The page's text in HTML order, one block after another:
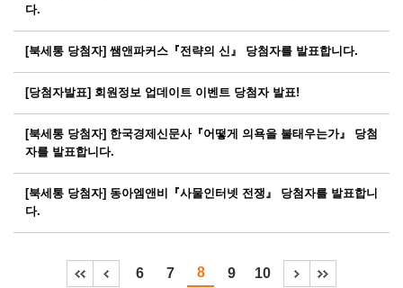
다.
[북세통 당첨자] 쌤앤파커스『전략의 신』 당첨자를 발표합니다.
[당첨자발표] 회원정보 업데이트 이벤트 당첨자 발표!
[북세통 당첨자] 한국경제신문사『어떻게 의욕을 불태우는가』 당첨
자를 발표합니다.
[북세통 당첨자] 동아엠앤비『사물인터넷 전쟁』 당첨자를 발표합니
다.
6 7 8 9 10